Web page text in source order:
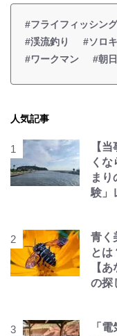
#フライフィッシング
#渓流釣り
#ソロ
#ワークマン
#朝
人気記事
【
く
まり
験」
青く
とは
【
の探
「